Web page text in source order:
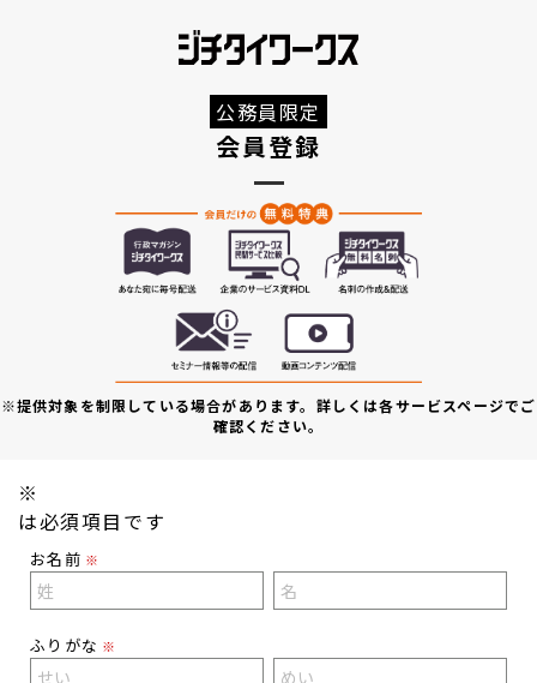
公務員限定
会員登録
※提供対象を制限している場合があります。詳しくは各サービスページでご
確認ください。
※
は必須項目です
お名前 ※
ふりがな ※